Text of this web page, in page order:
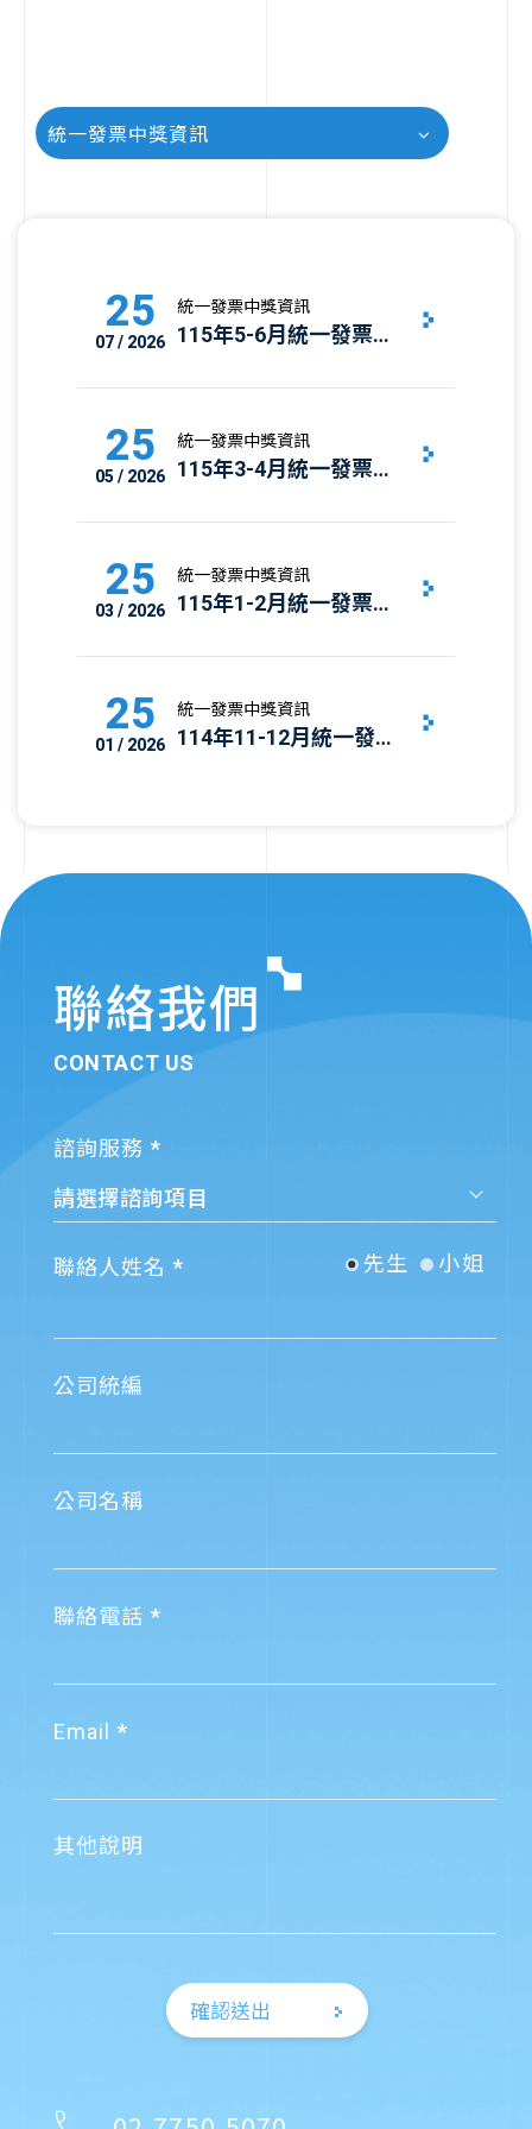
統一發票中獎資訊
25
07 / 2026
統一發票中獎資訊
115年5-6月統一發票中
與兌獎資訊
25
05 / 2026
統一發票中獎資訊
115年3-4月統一發票中
與兌獎資訊
25
03 / 2026
統一發票中獎資訊
115年1-2月統一發票中
與兌獎資訊
25
01 / 2026
統一發票中獎資訊
114年11-12月統一發票
聯絡我們
CONTACT US
諮詢服務
聯絡人姓名 先生 小姐
公司統編
公司名稱
聯絡電話
Email
其他說明
確認送出